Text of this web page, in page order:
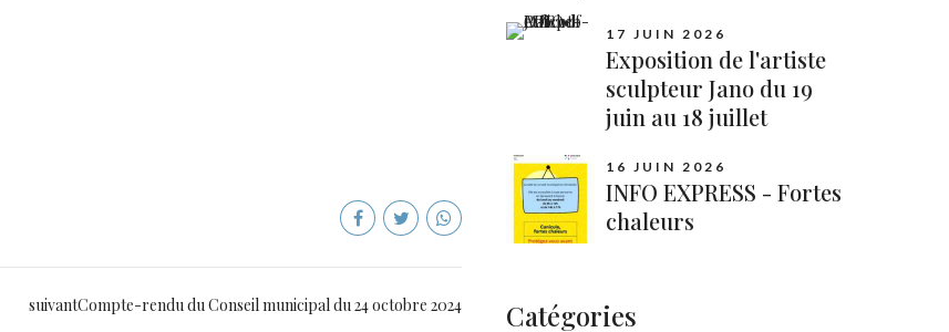
suivantCompte-rendu du Conseil municipal du 24 octobre 2024
17 JUIN 2026
Exposition de l'artiste
sculpteur Jano du 19
juin au 18 juillet
16 JUIN 2026
INFO EXPRESS - Fortes
chaleurs
Catégories